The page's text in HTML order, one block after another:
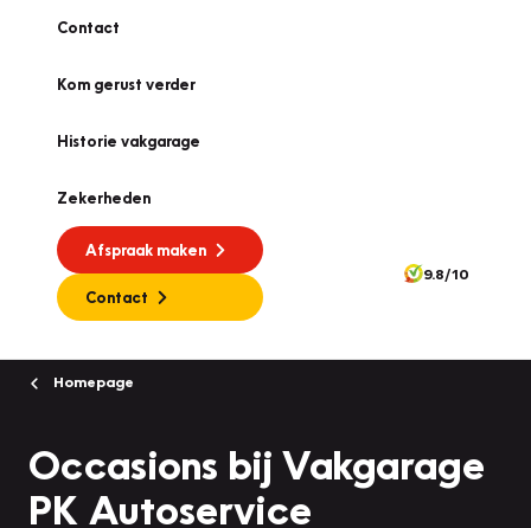
Contact
Kom gerust verder
Historie vakgarage
Zekerheden
Afspraak maken
Contact
9.8/10
Homepage
Occasions bij Vakgarage
PK Autoservice